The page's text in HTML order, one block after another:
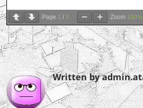
Page 1 / 3 Zoom 100%
Written by